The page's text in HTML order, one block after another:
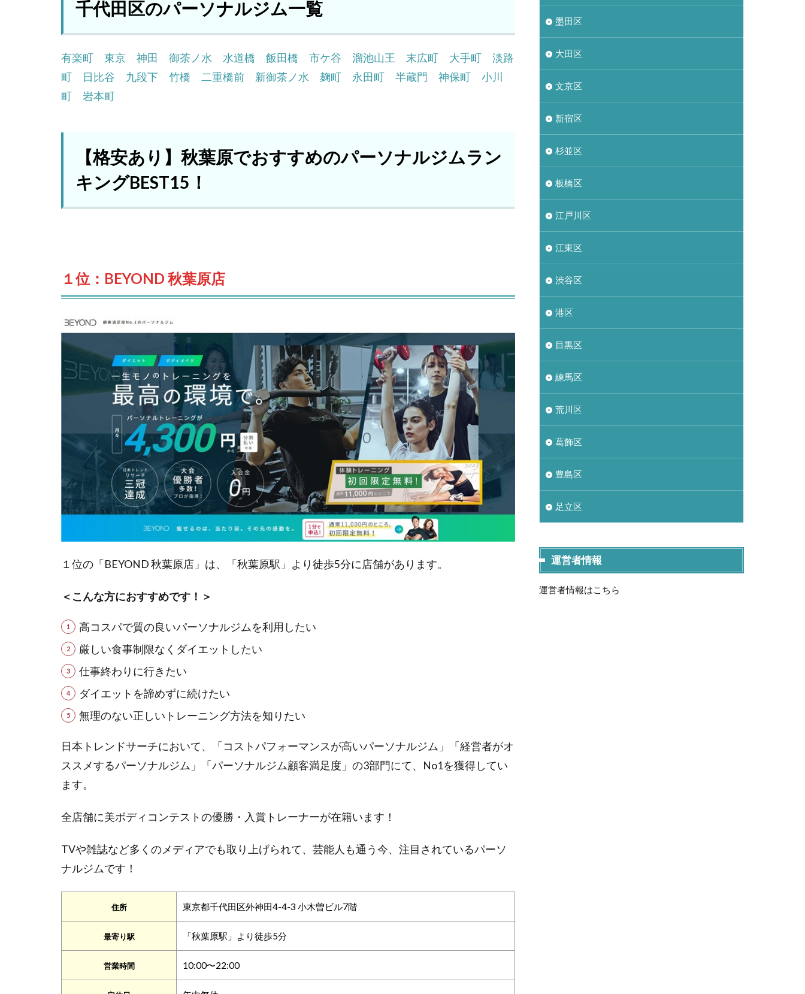
千代田区のパーソナルジム一覧
有楽町 東京 神田 御茶ノ水 水道橋 飯田橋 市ケ谷 溜池山王 末広町 大手町
淡路
町
日比谷 九段下 竹橋 二重橋前 新御茶ノ水 麹町 永田町 半蔵門 神保町
小川
町
岩本町
【格安あり】秋葉原でおすすめのパーソナルジムラン
キングBEST15！
１位：BEYOND 秋葉原店
１位の「BEYOND 秋葉原店」は、「秋葉原駅」より徒歩5分に店舗があります。
＜こんな方におすすめです！＞
高コスパで質の良いパーソナルジムを利用したい
厳しい食事制限なくダイエットしたい
仕事終わりに行きたい
ダイエットを諦めずに続けたい
無理のない正しいトレーニング方法を知りたい
日本トレンドサーチにおいて、「コストパフォーマンスが⾼いパーソナルジム」「経営者がオ
ススメするパーソナルジム」「パーソナルジム顧客満⾜度」の3部門にて、No1を獲得してい
ます。
全店舗に美ボディコンテストの優勝・入賞トレーナーが在籍います！
TVや雑誌など多くのメディアでも取り上げられて、芸能人も通う今、注目されているパーソ
ナルジムです！
住所 東京都千代田区外神田4-4-3 小木曽ビル7階
最寄り駅 「秋葉原駅」より徒歩5分
営業時間 10:00〜22:00
墨田区
大田区
文京区
新宿区
杉並区
板橋区
江戸川区
江東区
渋谷区
港区
目黒区
練馬区
荒川区
葛飾区
豊島区
足立区
運営者情報
運営者情報はこちら